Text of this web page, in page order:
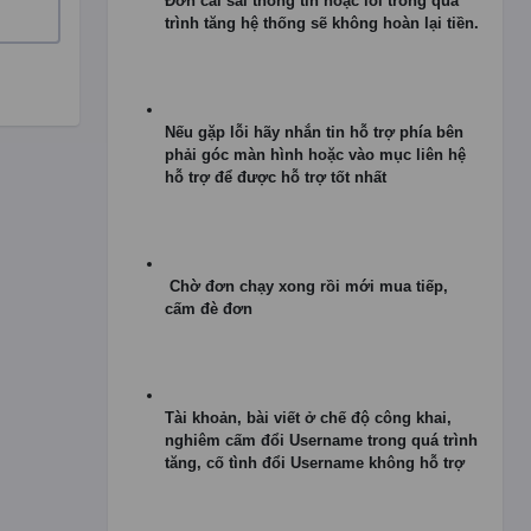
trình tăng hệ thống sẽ không hoàn lại tiền.
Nếu gặp lỗi hãy nhắn tin hỗ trợ phía bên
phải góc màn hình hoặc vào mục liên hệ
hỗ trợ để được hỗ trợ tốt nhất
Chờ đơn chạy xong rồi mới mua tiếp,
cấm đè đơn
Tài khoản, bài viết ở chế độ công khai,
nghiêm cấm đổi Username trong quá trình
tăng, cố tình đổi Username không hỗ trợ